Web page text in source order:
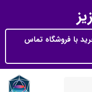
با فروشگاه تماس